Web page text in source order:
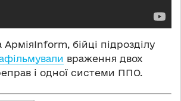
бійці підрозділу
враження двох
і одної системи ППО.